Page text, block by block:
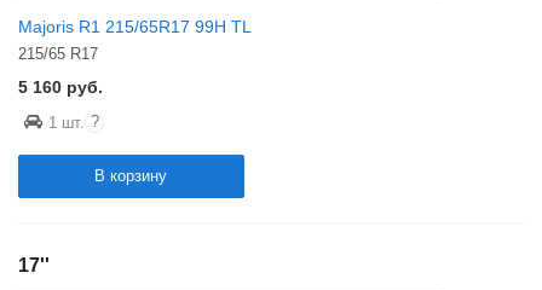
Majoris R1 215/65R17 99H TL
215/65 R17
5 160 руб.
1 шт. ?
В корзину
17''